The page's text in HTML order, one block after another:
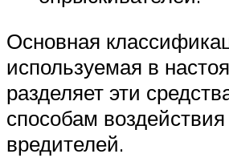
Основная
используемая в
разделяет эти
способам
вредителей.